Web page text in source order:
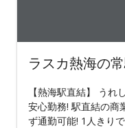
ラスカ熱海の
【熱海駅直結】 うれ
安心勤務! 駅直結の商
ず通勤可能! 1人きり